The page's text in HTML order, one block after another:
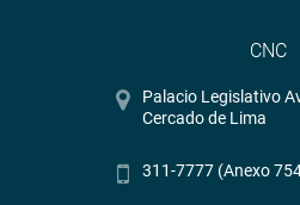
CNC
Palacio Legislativo
Cercado de Lima
311-7777 (Anexo